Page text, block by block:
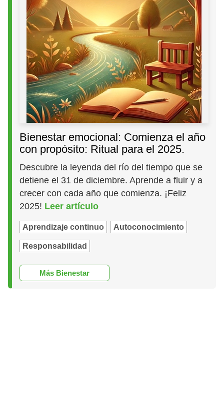
Bienestar emocional: Comienza el año
con propósito: Ritual para el 2025.
Descubre la leyenda del río del tiempo que se
detiene el 31 de diciembre. Aprende a fluir y a
crecer con cada año que comienza. ¡Feliz
2025! Leer artículo
Aprendizaje continuo Autoconocimiento
Responsabilidad
Más Bienestar